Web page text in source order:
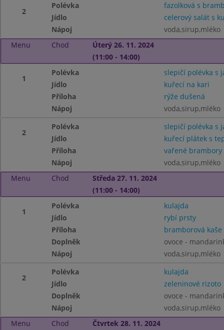
2
Polévka
fazolková s
Jídlo
celerový salát s
Nápoj
voda,sirup,mléko
Menu
Chod
Úterý 26. 11. 2024
(11:00 - 14:00)
1
Polévka
slepičí polévka s
Jídlo
kuřecí na kari
Příloha
rýže dušená
Nápoj
voda,sirup,mléko
2
Polévka
slepičí polévka s
Jídlo
kuřecí plátek s
Příloha
vařené brambory
Nápoj
voda,sirup,mléko
Menu
Chod
Středa 27. 11. 2024
(11:00 - 14:00)
1
Polévka
kulajda
Jídlo
rybí prsty
Příloha
bramborová kaše
Doplněk
ovoce -
Nápoj
voda,sirup,mléko
2
Polévka
kulajda
Jídlo
zeleninové rizoto
Doplněk
ovoce -
Nápoj
voda,sirup,mléko
Menu
Chod
Čtvrtek 28. 11. 2024